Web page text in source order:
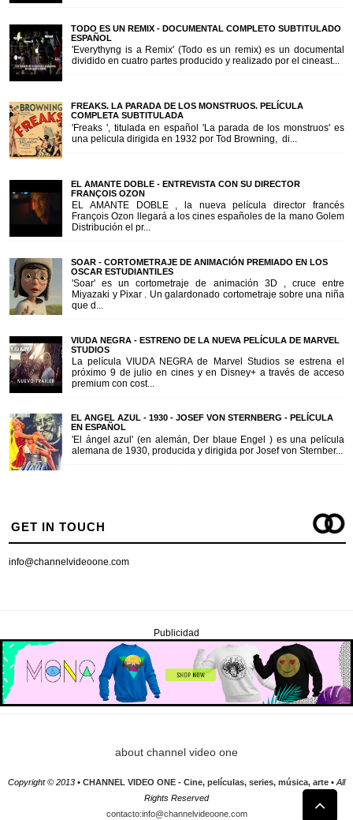
TODO ES UN REMIX - DOCUMENTAL COMPLETO SUBTITULADO
ESPAÑOL
'Everythyng is a Remix' (Todo es un remix) es un documental
dividido en cuatro partes producido y realizado por el cineast...
FREAKS. LA PARADA DE LOS MONSTRUOS. PELÍCULA
COMPLETA SUBTITULADA
'Freaks ', titulada en español 'La parada de los monstruos' es
una pelicula dirigida en 1932 por Tod Browning, di...
EL AMANTE DOBLE - ENTREVISTA CON SU DIRECTOR
FRANÇOIS OZON
EL AMANTE DOBLE , la nueva película director francés
François Ozon llegará a los cines españoles de la mano Golem
Distribución el pr...
SOAR - CORTOMETRAJE DE ANIMACIÓN PREMIADO EN LOS
OSCAR ESTUDIANTILES
'Soar' es un cortometraje de animación 3D , cruce entre
Miyazaki y Pixar . Un galardonado cortometraje sobre una niña
que d...
VIUDA NEGRA - ESTRENO DE LA NUEVA PELÍCULA DE MARVEL
STUDIOS
La película VIUDA NEGRA de Marvel Studios se estrena el
próximo 9 de julio en cines y en Disney+ a través de acceso
premium con cost...
EL ANGEL AZUL - 1930 - JOSEF VON STERNBERG - PELÍCULA
EN ESPAÑOL
'El ángel azul' (en alemán, Der blaue Engel ) es una película
alemana de 1930, producida y dirigida por Josef von Sternber...
GET IN TOUCH
info@channelvideoone.com
Publicidad
about channel video one
Copyright © 2013 • CHANNEL VIDEO ONE - Cine, películas, series, música, arte • All
Rights Reserved
contacto:info@channelvideoone.com